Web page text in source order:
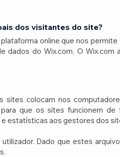
dos visitantes do site?
online que nos
dados do Wix.com. O Wix.com
colocam nos
que os sites funcionem de
e estatísticas aos gestores dos
Dado que estes